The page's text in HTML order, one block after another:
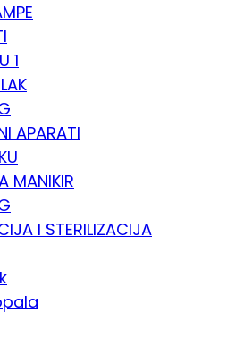
1
APARATI
MANIKIR
I STERILIZACIJA